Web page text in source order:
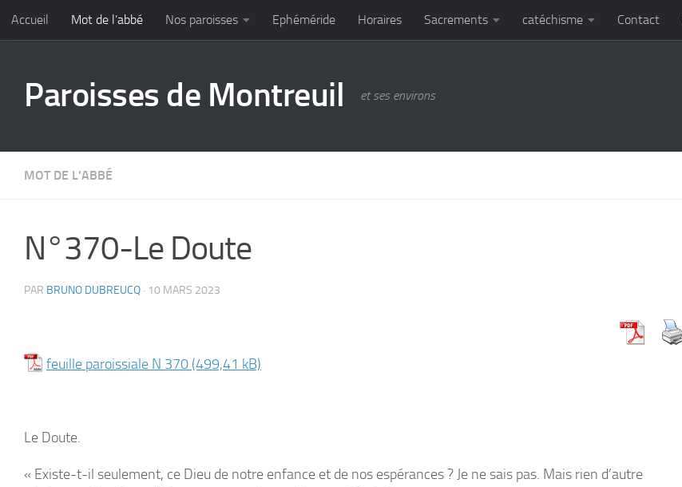
Skip to content
Accueil Mot de l’abbé Nos paroisses Ephéméride Horaires Sacrements catéchisme Contact
Paroisses de Montreuil et ses environs
MOT DE L'ABBÉ
N°370-Le Doute
PAR BRUNO DUBREUCQ · 10 MARS 2023
feuille paroissiale N 370
Le Doute.
« Existe-t-il seulement, ce Dieu de notre enfance et de nos espérances ? Je ne sais pas. Mais rien d’autre